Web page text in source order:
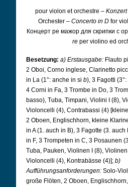
pour violon et orchestre –
Orchester – Concerto in D for
Концерт ре мажор для скрипки с
re per violino ed
Besetzung: a) Erstausgabe: Flauto
2 Oboi, Corno inglese, Clarinetto
in La (1°: anche in si b), 3 Fagotti
4 Corni in Fa, 3 Trombe in Do, 3
basso), Tuba, Timpani, Violini I (8),
Violoncelli (4), Contrabassi (4)
2 Oboen, Englischhorn, kleine
in A (1. auch in B), 3 Fagotte (3.
in F, 3 Trompeten in C, 3 Posaunen
Tuba, Pauken, Violinen I (8),
Violoncelli (4), Kontrabässe (4)]; b)
Aufführungsanforderungen: Solo-
große Flöten, 2 Oboen,